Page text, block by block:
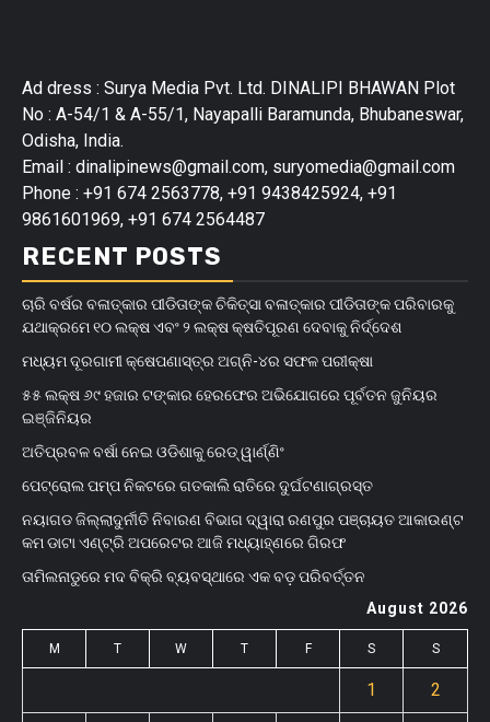
Ad dress : Surya Media Pvt. Ltd. DINALIPI BHAWAN Plot
No : A-54/1 & A-55/1, Nayapalli Baramunda, Bhubaneswar,
Odisha, India.
Email : dinalipinews@gmail.com, suryomedia@gmail.com
Phone : +91 674 2563778, +91 9438425924, +91
9861601969, +91 674 2564487
RECENT POSTS
ଚାରି ବର୍ଷର ବଳାତ୍କାର ପୀଡିତାଙ୍କ ଚିକିତ୍ସା ବଳାତ୍କାର ପୀଡିତାଙ୍କ ପରିବାରକୁ
ଯଥାକ୍ରମେ ୧୦ ଲକ୍ଷ ଏବଂ ୨ ଲକ୍ଷ କ୍ଷତିପୂରଣ ଦେବାକୁ ନିର୍ଦ୍ଦେଶ
ମଧ୍ୟମ ଦୂରଗାମୀ କ୍ଷେପଣାସ୍ତ୍ର ଅଗ୍ନି-୪ର ସଫଳ ପରୀକ୍ଷା
୫୫ ଲକ୍ଷ ୬୯ ହଜାର ଟଙ୍କାର ହେରଫେର ଅଭିଯୋଗରେ ପୂର୍ବତନ ଜୁନିୟର
ଇଞ୍ଜିନିୟର
ଅତିପ୍ରବଳ ବର୍ଷା ନେଇ ଓଡିଶାକୁ ରେଡ୍ ୱାର୍ଣ୍ଣିଂ
ପେଟ୍ରୋଲ ପମ୍ପ ନିକଟରେ ଗତକାଲି ରାତିରେ ଦୁର୍ଘଟଣାଗ୍ରସ୍ତ
ନୟାଗଡ ଜିଲ୍ଲାଦୁର୍ନୀତି ନିବାରଣ ବିଭାଗ ଦ୍ୱାରା ରଣପୁର ପଞ୍ଚାୟତ ଆକାଉଣ୍ଟ
କମ ଡାଟା ଏଣ୍ଟ୍ରି ଅପରେଟର ଆଜି ମଧ୍ୟାହ୍‌ଣରେ ଗିରଫ
ତାମିଲନାଡୁରେ ମଦ ବିକ୍ରି ବ୍ୟବସ୍ଥାରେ ଏକ ବଡ଼ ପରିବର୍ତ୍ତନ
August 2026
M T W T F S S
1 2